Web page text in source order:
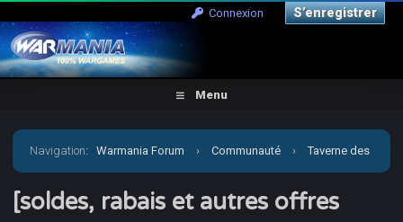
Connexion S’enregistrer
Menu
Navigation:Warmania Forum › Communauté › Taverne des
joueurs › [soldes, rabais et autres offres spéciales] les
[soldes, rabais et autres offres